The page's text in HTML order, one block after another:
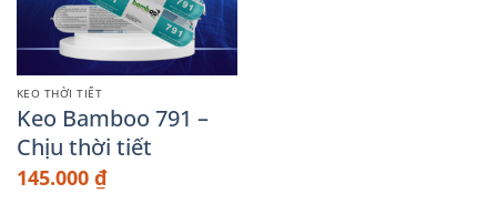
KEO THỜI TIẾT
Keo Bamboo 791 –
Chịu thời tiết
145.000 ₫